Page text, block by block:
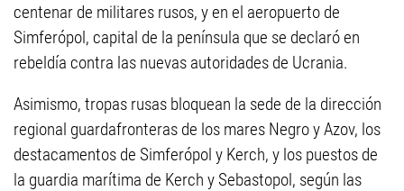
centenar de militares rusos, y en el aeropuerto de
Simferópol, capital de la península que se declaró en
rebeldía contra las nuevas autoridades de Ucrania.
Asimismo, tropas rusas bloquean la sede de la dirección
regional guardafronteras de los mares Negro y Azov, los
destacamentos de Simferópol y Kerch, y los puestos de
la guardia marítima de Kerch y Sebastopol, según las